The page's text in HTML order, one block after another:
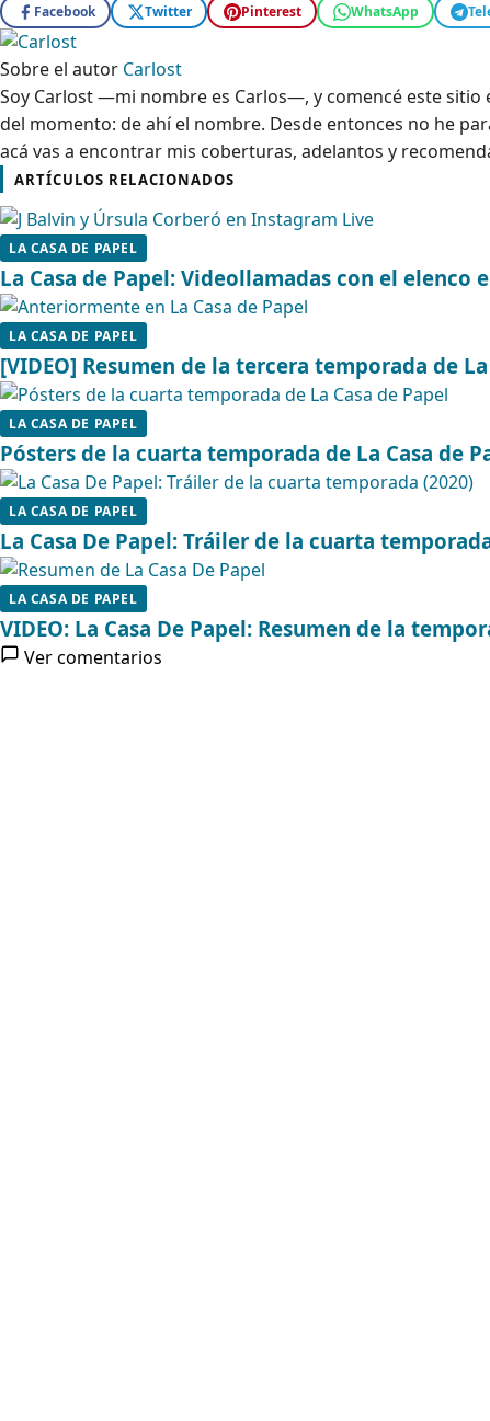
Facebook
Twitter Pinterest WhatsApp
Sobre el autor Carlost
Soy Carlost —mi nombre es Carlos—, y comencé este sitio
del momento: de ahí el nombre. Desde entonces no he
acá vas a encontrar mis coberturas, adelantos y
ARTÍCULOS RELACIONADOS
LA CASA DE PAPEL
La Casa de Papel: Videollamadas con el elenco
LA CASA DE PAPEL
[VIDEO] Resumen de la tercera temporada de
LA CASA DE PAPEL
Pósters de la cuarta temporada de La Casa de
LA CASA DE PAPEL
La Casa De Papel: Tráiler de la cuarta
LA CASA DE PAPEL
VIDEO: La Casa De Papel: Resumen de la
Ver comentarios